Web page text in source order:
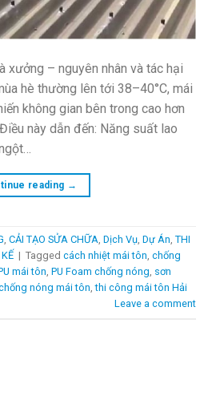
xưởng – nguyên nhân và tác hại
hè thường lên tới 38–40°C, mái
không gian bên trong cao hơn
này dẫn đến: Năng suất lao
reading →
, CẢI TẠO SỬA CHỮA, Dịch Vụ, Dự Án, THI
| Tagged cách nhiệt mái tôn, chống
mái tôn, PU Foam chống nóng, sơn
nóng mái tôn,thi công mái tôn Hải
Leave a comment